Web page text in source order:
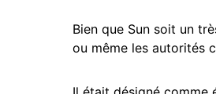
Bien que Sun soit un
ou même les autorités